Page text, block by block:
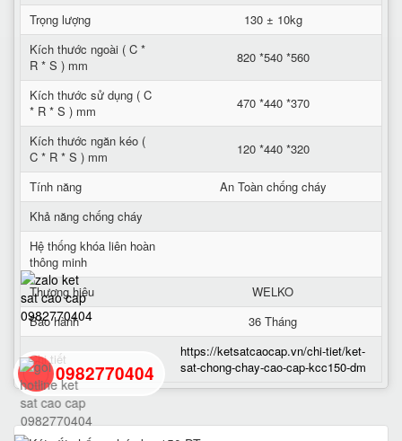
Trọng lượng
130 ± 10kg
Kích thước ngoài ( C *
R * S ) mm
820 *540 *560
Kích thước sử dụng ( C
* R * S ) mm
470 *440 *370
Kích thước ngăn kéo (
C * R * S ) mm
120 *440 *320
Tính năng
An Toàn chống cháy
Khả năng chống cháy
Hệ thống khóa liên hoàn
thông minh
Thương hiệu
WELKO
Bảo hành
36 Tháng
Chi tiết
https://ketsatcaocap.vn/chi-tiet/ket-
sat-chong-chay-cao-cap-kcc150-dm
0982770404
back